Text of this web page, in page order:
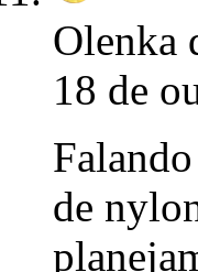
Olenka
18 de
de